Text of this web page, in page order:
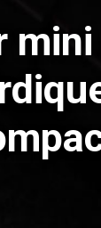
mini